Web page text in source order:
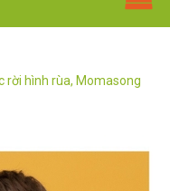
rời hình rùa, Momasong